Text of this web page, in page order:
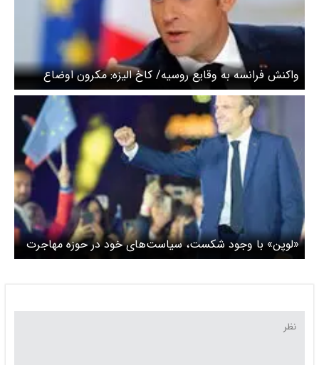
واکنش فرانسه به وقایع روسیه/ کاخ الیزه: مکرون اوضاع
روسیه را از نزدیک زیر نظر دارد
«لوپن» با وجود شکست، سیاست‌های خود در حوزه مهاجرت
را به ‌خواست عمومی تبدیل کرده است